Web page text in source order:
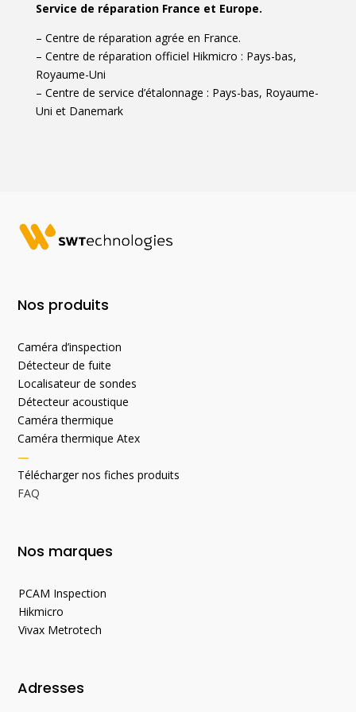
Service de réparation France et Europe.
– Centre de réparation agrée en France.
– Centre de réparation officiel Hikmicro : Pays-bas,
Royaume-Uni
– Centre de service d’étalonnage : Pays-bas, Royaume-
Uni et Danemark
Nos produits
Caméra d’inspection
Détecteur de fuite
Localisateur de sondes
Détecteur acoustique
Caméra thermique
Caméra thermique Atex
—
Télécharger nos fiches produits
FAQ
Nos marques
PCAM Inspection
Hikmicro
Vivax Metrotech
Adresses